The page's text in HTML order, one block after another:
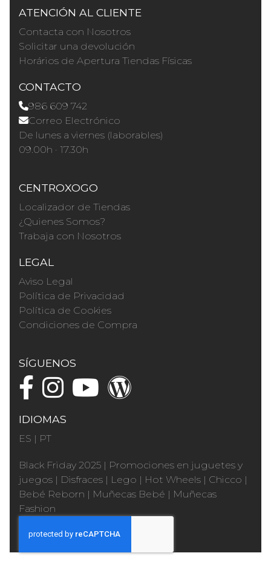
ATENCIÓN AL CLIENTE
Contacta con Nosotros
Solicitar una devolución
Horários de Apertura Tiendas Físicas
CONTACTO
986 609 742
Correo Electrónico
De lunes a viernes (laborables)
09.00h · 17.30h
CENTROXOGO
Localizador de Tiendas
¿Quienes Somos?
Trabaja con Nosotros
LEGAL
Aviso Legal
Política de Privacidad
Política de Cookies
Condiciones de Compra
SÍGUENOS
IDIOMAS
ES | PT
Black Friday 2025 | Promociones en juguetes y
juegos | Disfraces | Lego | Hot Wheels | Chicco |
Bebé Reborn | Muñecas Bebé | Muñecas
Fashion